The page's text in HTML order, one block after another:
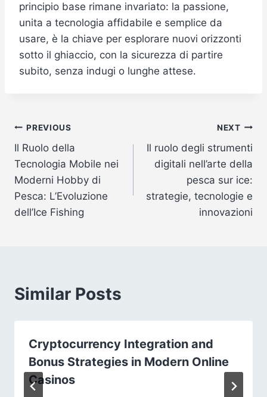
principio base rimane invariato: la passione,
unita a tecnologia affidabile e semplice da
usare, è la chiave per esplorare nuovi orizzonti
sotto il ghiaccio, con la sicurezza di partire
subito, senza indugi o lunghe attese.
Post
navigation
PREVIOUS
Il Ruolo della
Tecnologia Mobile nei
Moderni Hobby di
Pesca: L’Evoluzione
dell’Ice Fishing
NEXT
Il ruolo degli strumenti
digitali nell’arte della
pesca sur ice:
strategie, tecnologie e
innovazioni
Similar Posts
Cryptocurrency Integration and
Bonus Strategies in Modern Online
Casinos